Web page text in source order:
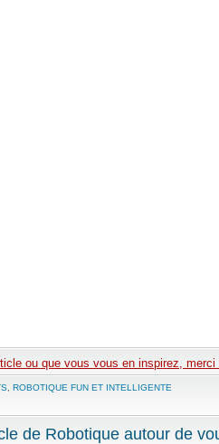
ou que vous vous en inspirez,
ROBOTIQUE FUN ET INTELLIGENTE
de Robotique autour de